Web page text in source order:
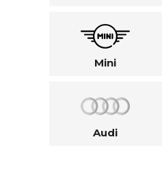
Mini
Audi